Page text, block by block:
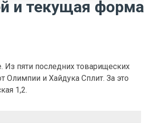
и текущая форма
пяти последних товарищеских
Олимпии и Хайдука Сплит. За это
1,2.